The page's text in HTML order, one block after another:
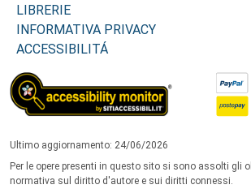
LIBRERIE
INFORMATIVA PRIVACY
ACCESSIBILITÁ
Ultimo aggiornamento: 24/06/2026
Per le opere presenti in questo sito si sono assolti gli
normativa sul diritto d'autore e sui diritti connessi.